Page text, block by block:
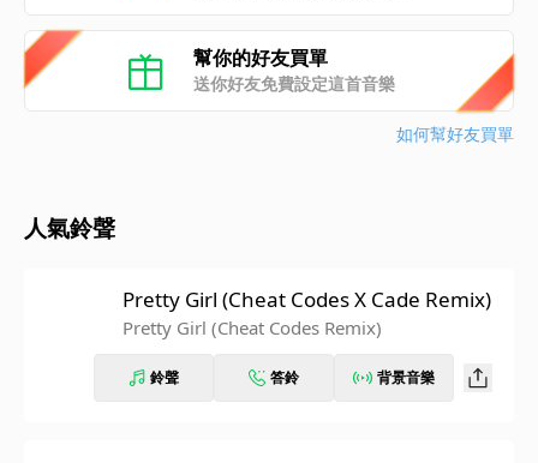
幫你的好友買單
送你好友免費設定這首音樂
如何幫好友買單
人氣鈴聲
Pretty Girl (Cheat Codes X Cade Remix)
Pretty Girl (Cheat Codes Remix)
鈴聲 答鈴 背景音樂